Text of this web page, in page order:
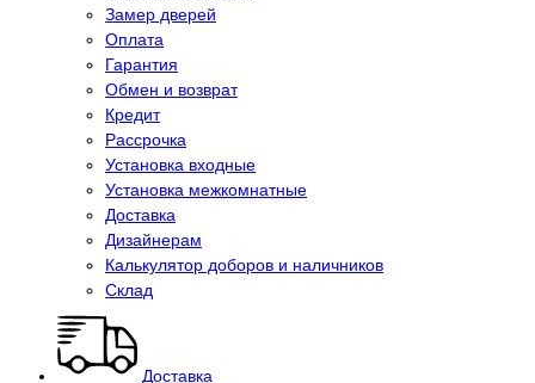
Замер дверей
Оплата
Гарантия
Обмен и возврат
Кредит
Рассрочка
Установка входные
Установка межкомнатные
Доставка
Дизайнерам
Калькулятор доборов и наличников
Склад
Доставка